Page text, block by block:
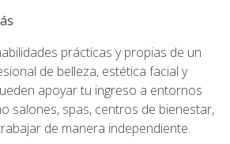
prácticas y propias de un
de belleza, estética facial y
apoyar tu ingreso a entornos
salones, spas, centros de bienestar,
de manera independiente.